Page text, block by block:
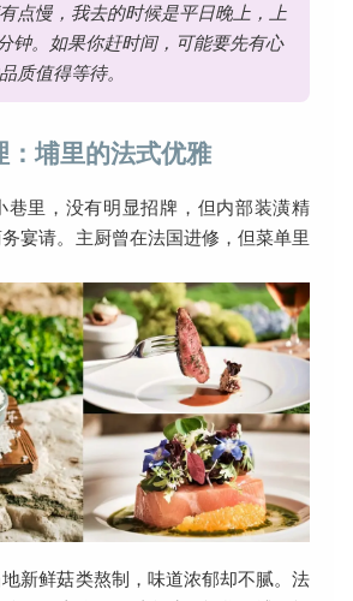
点慢，我去的时候是平日晚上，上
钟。如果你赶时间，可能要先有心
质值得等待。
：埔里的法式优雅
巷里，没有明显招牌，但内部装潢精
宴请。主厨曾在法国进修，但菜单里
新鲜菇类熬制，味道浓郁却不腻。法